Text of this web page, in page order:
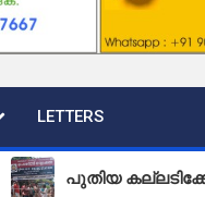
LETTERS
കല്ലടിക്കോട്